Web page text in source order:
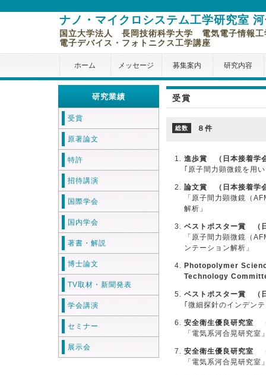
ナノ・マイクロシステム工学研究室
国立大学法人 長岡技術科学大学 電気電子情報工
電子デバイス・フォトニクス工学講座
ホーム メッセージ 募集案内 研究内容
受賞
総数 ８件
進歩賞 （日本接着学
｢原子間力顕微鏡を用
論文賞 （日本接着学
「原子間力顕微鏡（
解析」
ベストポスター賞 （
「原子間力顕微鏡（
ンテーション解析」
Photopolymer
Technology
ベストポスター賞 （
｢微細探針のインデン
安全衛生優良研究室
「電気系河合晃研究室
安全衛生優良研究室
「電気系河合晃研究室
研究業績
受賞
原著論文
特許
招待講演
国際学会
国内学会
著書・解説
博士論文
TV取材・新聞発表
学会講演
セミナー
展示会